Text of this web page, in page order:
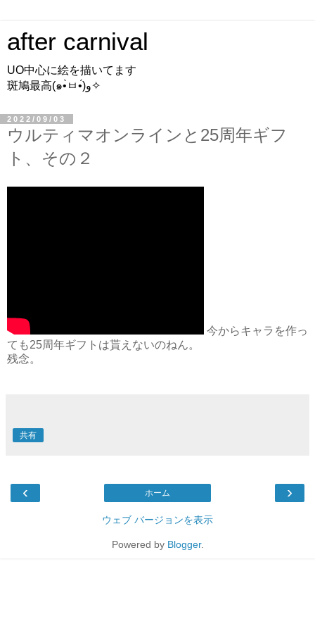
after carnival
UO中心に絵を描いてます
斑鳩最高(๑•̀ㅂ•́)و✧
2022/09/03
ウルティマオンラインと25周年ギフ
ト、その２
今からキャラを作っ
ても25周年ギフトは貰えないのねん。
残念。
共有
‹ ›
ホーム
ウェブ バージョンを表示
Powered by Blogger.